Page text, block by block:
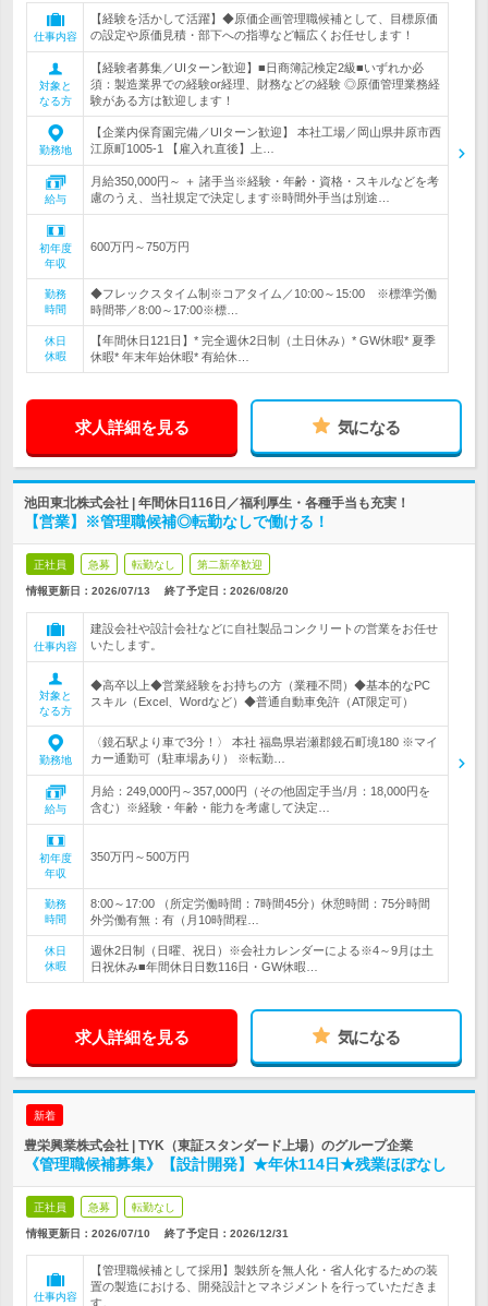
仕事内容
【経験を活かして活躍】◆原価企画管理職候補として、目標原価
の設定や原価見積・部下への指導など幅広くお任せします！
対象と
なる方
【経験者募集／UIターン歓迎】■日商簿記検定2級■いずれか必
須：製造業界での経験or経理、財務などの経験 ◎原価管理業務経
験がある方は歓迎します！
勤務地
【企業内保育園完備／UIターン歓迎】 本社工場／岡山県井原市西
江原町1005-1 【雇入れ直後】上…
給与
月給350,000円～ ＋ 諸手当※経験・年齢・資格・スキルなどを考
慮のうえ、当社規定で決定します※時間外手当は別途…
初年度
年収
600万円～750万円
勤務
時間
◆フレックスタイム制※コアタイム／10:00～15:00 ※標準労働
時間帯／8:00～17:00※標…
休日
休暇
【年間休日121日】* 完全週休2日制（土日休み）* GW休暇* 夏季
休暇* 年末年始休暇* 有給休…
求人詳細を見る 気になる
池田東北株式会社 | 年間休日116日／福利厚生・各種手当も充実！
【営業】※管理職候補◎転勤なしで働ける！
正社員 急募 転勤なし 第二新卒歓迎
情報更新日：2026/07/13 終了予定日： 2026/08/20
仕事内容
建設会社や設計会社などに自社製品コンクリートの営業をお任せ
いたします。
対象と
なる方
◆高卒以上◆営業経験をお持ちの方（業種不問）◆基本的なPC
スキル（Excel、Wordなど）◆普通自動車免許（AT限定可）
勤務地
〈鏡石駅より車で3分！〉 本社 福島県岩瀬郡鏡石町境180 ※マイ
カー通勤可（駐車場あり） ※転勤…
給与
月給：249,000円～357,000円（その他固定手当/月：18,000円を
含む）※経験・年齢・能力を考慮して決定…
初年度
年収
350万円～500万円
勤務
時間
8:00～17:00 （所定労働時間：7時間45分）休憩時間：75分時間
外労働有無：有（月10時間程…
休日
休暇
週休2日制（日曜、祝日）※会社カレンダーによる※4～9月は土
日祝休み■年間休日日数116日・GW休暇…
求人詳細を見る 気になる
新着
豊栄興業株式会社 | TYK（東証スタンダード上場）のグループ企業
《管理職候補募集》【設計開発】★年休114日★残業ほぼなし
正社員 急募 転勤なし
情報更新日：2026/07/10 終了予定日： 2026/12/31
仕事内容
【管理職候補として採用】製鉄所を無人化・省人化するための装
置の製造における、開発設計とマネジメントを行っていただきま
す。